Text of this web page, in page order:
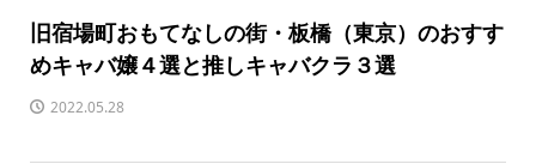
旧宿場町おもてなしの街・板橋（東京）のおすす
めキャバ嬢４選と推しキャバクラ３選
2022.05.28